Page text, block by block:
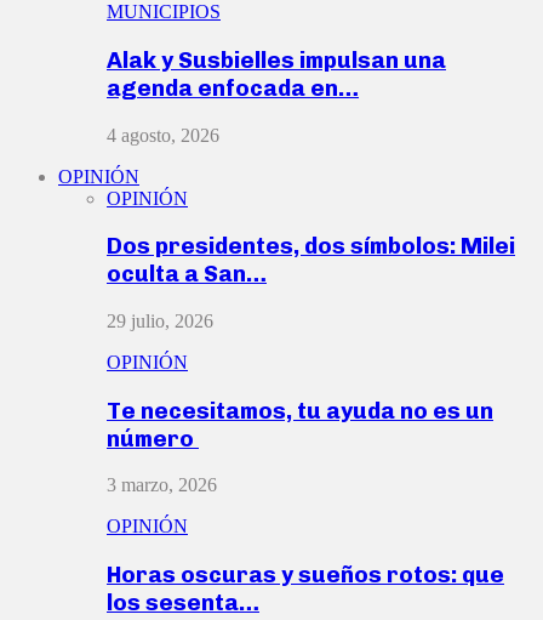
MUNICIPIOS
Alak y Susbielles impulsan una
agenda enfocada en…
4 agosto, 2026
OPINIÓN
OPINIÓN
Dos presidentes, dos símbolos: Milei
oculta a San…
29 julio, 2026
OPINIÓN
Te necesitamos, tu ayuda no es un
número
3 marzo, 2026
OPINIÓN
Horas oscuras y sueños rotos: que
los sesenta…